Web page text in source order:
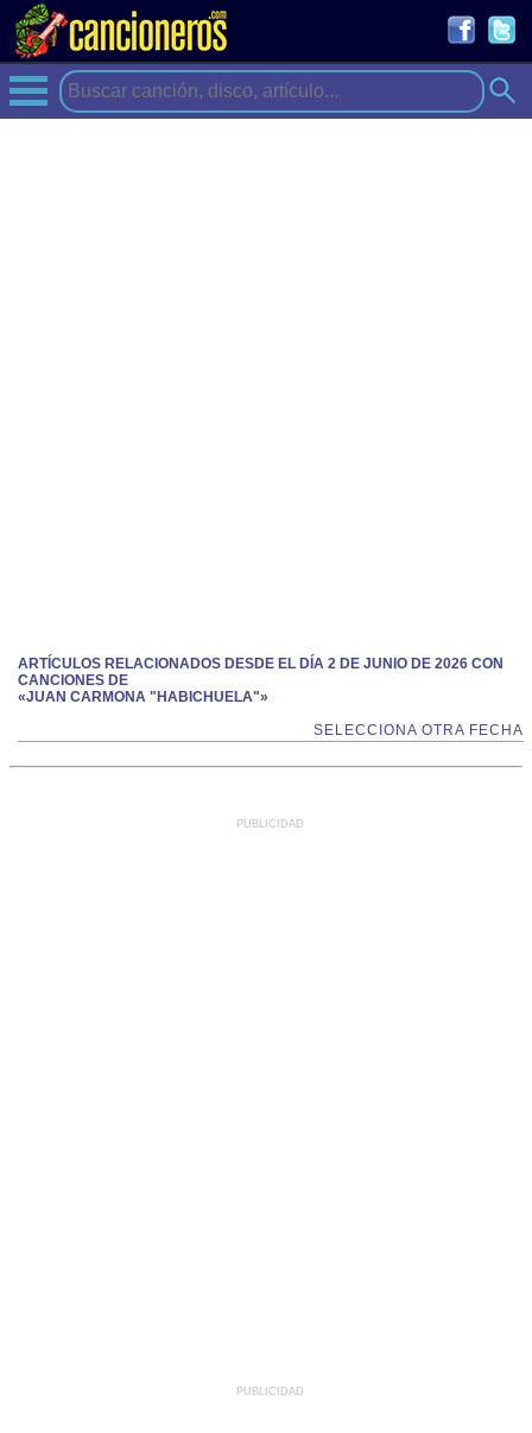
ARTÍCULOS RELACIONADOS DESDE EL DÍA 2 DE JUNIO DE 2026 CON
CANCIONES DE
«JUAN CARMONA "HABICHUELA"»
SELECCIONA OTRA FECHA
PUBLICIDAD
PUBLICIDAD